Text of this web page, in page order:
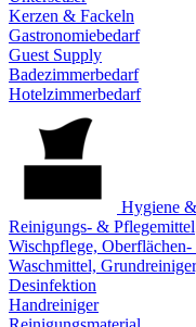
Kerzen & Fackeln
Gastronomiebedarf
Guest Supply
Badezimmerbedarf
Hotelzimmerbedarf
Hygiene
Reinigungs- & Pflegemittel
Wischpflege,
Waschmittel,
Desinfektion
Handreiniger